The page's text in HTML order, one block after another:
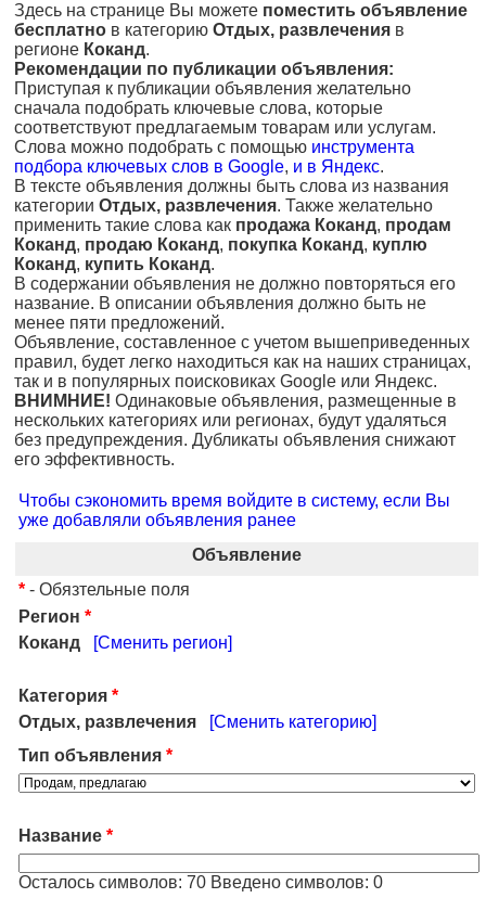
Здесь на странице Вы можете поместить объявление
бесплатно в категорию Отдых, развлечения в
регионе Коканд.
Рекомендации по публикации объявления:
Приступая к публикации объявления желательно
сначала подобрать ключевые слова, которые
соответствуют предлагаемым товарам или услугам.
Слова можно подобрать с помощью инструмента
подбора ключевых слов в Google, и в Яндекс.
В тексте объявления должны быть слова из названия
категории Отдых, развлечения. Также желательно
применить такие слова как продажа Коканд, продам
Коканд, продаю Коканд, покупка Коканд, куплю
Коканд, купить Коканд.
В содержании объявления не должно повторяться его
название. В описании объявления должно быть не
менее пяти предложений.
Объявление, составленное с учетом вышеприведенных
правил, будет легко находиться как на наших страницах,
так и в популярных поисковиках Google или Яндекс.
ВНИМНИЕ! Одинаковые объявления, размещенные в
нескольких категориях или регионах, будут удаляться
без предупреждения. Дубликаты объявления снижают
его эффективность.
Чтобы сэкономить время войдите в систему, если Вы
уже добавляли объявления ранее
Объявление
* - Обязтельные поля
Регион *
Коканд
[Сменить регион]
Категория *
Отдых, развлечения
[Сменить категорию]
Тип объявления *
Название *
Осталось символов: 70 Введено символов: 0